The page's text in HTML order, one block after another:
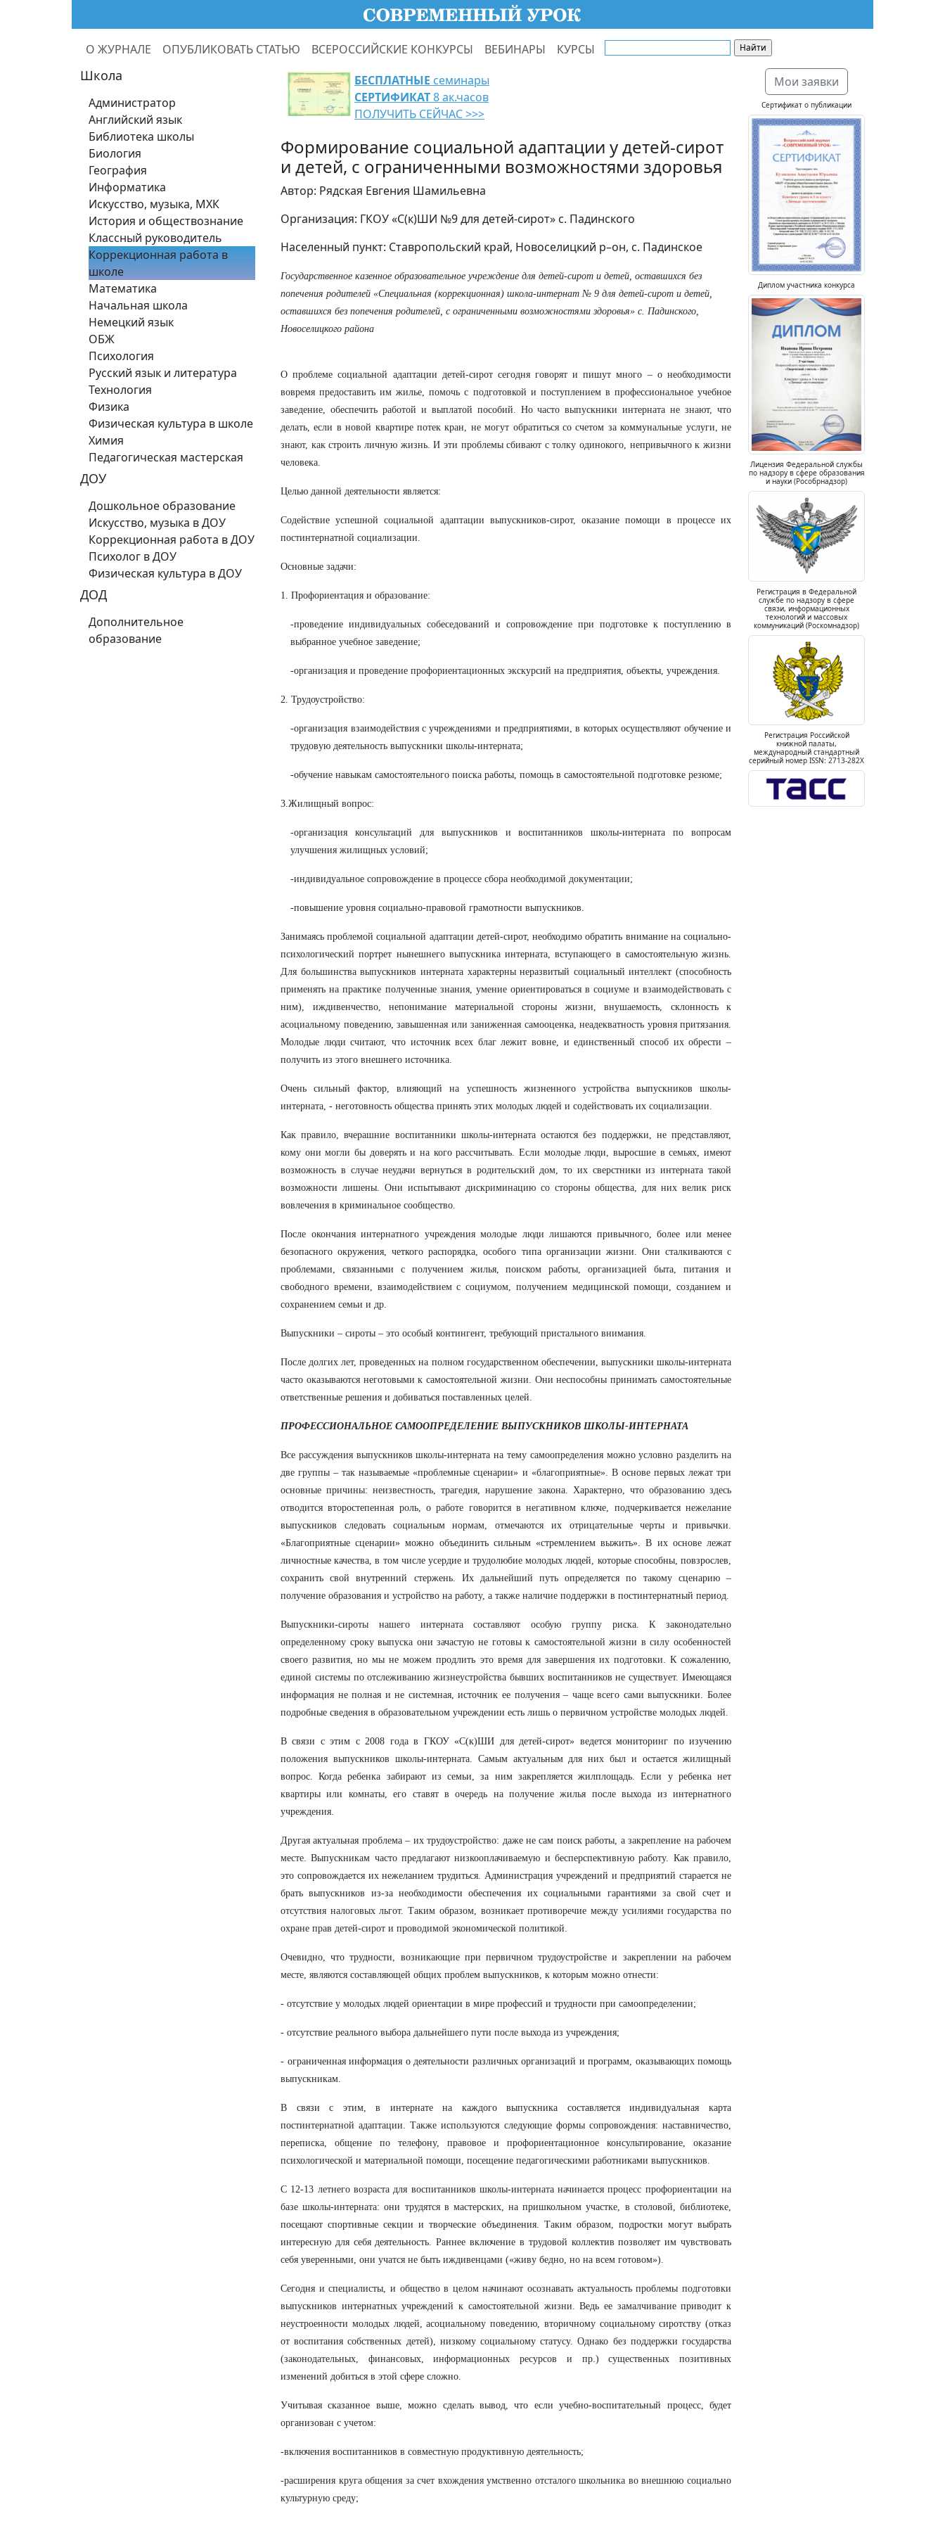
О ЖУРНАЛЕ ОПУБЛИКОВАТЬ СТАТЬЮ ВСЕРОССИЙСКИЕ КОНКУРСЫ ВЕБИНАРЫ КУРСЫ
Школа
Администратор
Английский язык
Библиотека школы
Биология
География
Информатика
Искусство, музыка, МХК
История и обществознание
Классный руководитель
Коррекционная работа в
школе
Математика
Начальная школа
Немецкий язык
ОБЖ
Психология
Русский язык и литература
Технология
Физика
Физическая культура в школе
Химия
Педагогическая мастерская
ДОУ
Дошкольное образование
Искусство, музыка в ДОУ
Коррекционная работа в ДОУ
Психолог в ДОУ
Физическая культура в ДОУ
ДОД
Дополнительное
образование
БЕСПЛАТНЫЕ семинары
СЕРТИФИКАТ8 ак.часов
ПОЛУЧИТЬ СЕЙЧАС >>>
Формирование социальной адаптации у детей-сирот
и детей, с ограниченными возможностями здоровья
Автор: Рядская Евгения Шамильевна
Организация: ГКОУ «С(к)ШИ №9 для детей-сирот» с. Падинского
Населенный пункт: Ставропольский край, Новоселицкий р–он, с. Падинское
Государственное казенное образовательное учреждение для детей-сирот и детей, оставшихся без
попечения родителей «Специальная (коррекционная) школа-интернат № 9 для детей-сирот и детей,
оставшихся без попечения родителей, с ограниченными возможностями здоровья» с. Падинского,
Новоселицкого района
О проблеме социальной адаптации детей-сирот сегодня говорят и пишут много – о необходимости
вовремя предоставить им жилье, помочь с подготовкой и поступлением в профессиональное учебное
заведение, обеспечить работой и выплатой пособий. Но часто выпускники интерната не знают, что
делать, если в новой квартире потек кран, не могут обратиться со счетом за коммунальные услуги, не
знают, как строить личную жизнь. И эти проблемы сбивают с толку одинокого, непривычного к жизни
человека.
Целью данной деятельности является:
Содействие успешной социальной адаптации выпускников-сирот, оказание помощи в процессе их
постинтернатной социализации.
Основные задачи:
1. Профориентация и образование:
-проведение индивидуальных собеседований и сопровождение при подготовке к поступлению в
выбранное учебное заведение;
-организация и проведение профориентационных экскурсий на предприятия, объекты, учреждения.
2. Трудоустройство:
-организация взаимодействия с учреждениями и предприятиями, в которых осуществляют обучение и
трудовую деятельность выпускники школы-интерната;
-обучение навыкам самостоятельного поиска работы, помощь в самостоятельной подготовке резюме;
3.Жилищный вопрос:
-организация консультаций для выпускников и воспитанников школы-интерната по вопросам
улучшения жилищных условий;
-индивидуальное сопровождение в процессе сбора необходимой документации;
-повышение уровня социально-правовой грамотности выпускников.
Занимаясь проблемой социальной адаптации детей-сирот, необходимо обратить внимание на социально-
психологический портрет нынешнего выпускника интерната, вступающего в самостоятельную жизнь.
Для большинства выпускников интерната характерны неразвитый социальный интеллект (способность
применять на практике полученные знания, умение ориентироваться в социуме и взаимодействовать с
ним), иждивенчество, непонимание материальной стороны жизни, внушаемость, склонность к
асоциальному поведению, завышенная или заниженная самооценка, неадекватность уровня притязания.
Молодые люди считают, что источник всех благ лежит вовне, и единственный способ их обрести –
получить из этого внешнего источника.
Очень сильный фактор, влияющий на успешность жизненного устройства выпускников школы-
интерната, - неготовность общества принять этих молодых людей и содействовать их социализации.
Как правило, вчерашние воспитанники школы-интерната остаются без поддержки, не представляют,
кому они могли бы доверять и на кого рассчитывать. Если молодые люди, выросшие в семьях, имеют
возможность в случае неудачи вернуться в родительский дом, то их сверстники из интерната такой
возможности лишены. Они испытывают дискриминацию со стороны общества, для них велик риск
вовлечения в криминальное сообщество.
После окончания интернатного учреждения молодые люди лишаются привычного, более или менее
безопасного окружения, четкого распорядка, особого типа организации жизни. Они сталкиваются с
проблемами, связанными с получением жилья, поиском работы, организацией быта, питания и
свободного времени, взаимодействием с социумом, получением медицинской помощи, созданием и
сохранением семьи и др.
Выпускники – сироты – это особый контингент, требующий пристального внимания.
После долгих лет, проведенных на полном государственном обеспечении, выпускники школы-интерната
часто оказываются неготовыми к самостоятельной жизни. Они неспособны принимать самостоятельные
ответственные решения и добиваться поставленных целей.
ПРОФЕССИОНАЛЬНОЕ САМООПРЕДЕЛЕНИЕ ВЫПУСКНИКОВ ШКОЛЫ-ИНТЕРНАТА
Все рассуждения выпускников школы-интерната на тему самоопределения можно условно разделить на
две группы – так называемые «проблемные сценарии» и «благоприятные». В основе первых лежат три
основные причины: неизвестность, трагедия, нарушение закона. Характерно, что образованию здесь
отводится второстепенная роль, о работе говорится в негативном ключе, подчеркивается нежелание
выпускников следовать социальным нормам, отмечаются их отрицательные черты и привычки.
«Благоприятные сценарии» можно объединить сильным «стремлением выжить». В их основе лежат
личностные качества, в том числе усердие и трудолюбие молодых людей, которые способны, повзрослев,
сохранить свой внутренний стержень. Их дальнейший путь определяется по такому сценарию –
получение образования и устройство на работу, а также наличие поддержки в постинтернатный период.
Выпускники-сироты нашего интерната составляют особую группу риска. К законодательно
определенному сроку выпуска они зачастую не готовы к самостоятельной жизни в силу особенностей
своего развития, но мы не можем продлить это время для завершения их подготовки. К сожалению,
единой системы по отслеживанию жизнеустройства бывших воспитанников не существует. Имеющаяся
информация не полная и не системная, источник ее получения – чаще всего сами выпускники. Более
подробные сведения в образовательном учреждении есть лишь о первичном устройстве молодых людей.
В связи с этим с 2008 года в ГКОУ «С(к)ШИ для детей-сирот» ведется мониторинг по изучению
положения выпускников школы-интерната. Самым актуальным для них был и остается жилищный
вопрос. Когда ребенка забирают из семьи, за ним закрепляется жилплощадь. Если у ребенка нет
квартиры или комнаты, его ставят в очередь на получение жилья после выхода из интернатного
учреждения.
Другая актуальная проблема – их трудоустройство: даже не сам поиск работы, а закрепление на рабочем
месте. Выпускникам часто предлагают низкооплачиваемую и бесперспективную работу. Как правило,
это сопровождается их нежеланием трудиться. Администрация учреждений и предприятий старается не
брать выпускников из-за необходимости обеспечения их социальными гарантиями за свой счет и
отсутствия налоговых льгот. Таким образом, возникает противоречие между усилиями государства по
охране прав детей-сирот и проводимой экономической политикой.
Очевидно, что трудности, возникающие при первичном трудоустройстве и закреплении на рабочем
месте, являются составляющей общих проблем выпускников, к которым можно отнести:
- отсутствие у молодых людей ориентации в мире профессий и трудности при самоопределении;
- отсутствие реального выбора дальнейшего пути после выхода из учреждения;
- ограниченная информация о деятельности различных организаций и программ, оказывающих помощь
выпускникам.
В связи с этим, в интернате на каждого выпускника составляется индивидуальная карта
постинтернатной адаптации. Также используются следующие формы сопровождения: наставничество,
переписка, общение по телефону, правовое и профориентационное консультирование, оказание
психологической и материальной помощи, посещение педагогическими работниками выпускников.
С 12-13 летнего возраста для воспитанников школы-интерната начинается процесс профориентации на
базе школы-интерната: они трудятся в мастерских, на пришкольном участке, в столовой, библиотеке,
посещают спортивные секции и творческие объединения. Таким образом, подростки могут выбрать
интересную для себя деятельность. Раннее включение в трудовой коллектив позволяет им чувствовать
себя уверенными, они учатся не быть иждивенцами («живу бедно, но на всем готовом»).
Сегодня и специалисты, и общество в целом начинают осознавать актуальность проблемы подготовки
выпускников интернатных учреждений к самостоятельной жизни. Ведь ее замалчивание приводит к
неустроенности молодых людей, асоциальному поведению, вторичному социальному сиротству (отказ
от воспитания собственных детей), низкому социальному статусу. Однако без поддержки государства
(законодательных, финансовых, информационных ресурсов и пр.) существенных позитивных
изменений добиться в этой сфере сложно.
Учитывая сказанное выше, можно сделать вывод, что если учебно-воспитательный процесс, будет
организован с учетом:
-включения воспитанников в совместную продуктивную деятельность;
-расширения круга общения за счет вхождения умственно отсталого школьника во внешнюю социально
культурную среду;
Мои заявки
Сертификат о публикации
Диплом участника конкурса
Лицензия Федеральной службы
по надзору в сфере образования
и науки (Рособрнадзор)
Регистрация в Федеральной
службе по надзору в сфере
связи, информационных
технологий и массовых
коммуникаций (Роскомнадзор)
Регистрация Российской
книжной палаты,
международный стандартный
серийный номер ISSN: 2713-282X